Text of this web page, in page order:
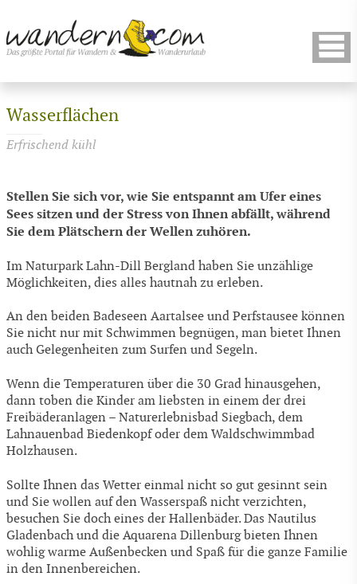
Wasserflächen
Erfrischend kühl
Stellen Sie sich vor, wie Sie entspannt am Ufer eines
Sees sitzen und der Stress von Ihnen abfällt, während
Sie dem Plätschern der Wellen zuhören.
Im Naturpark Lahn-Dill Bergland haben Sie unzählige
Möglichkeiten, dies alles hautnah zu erleben.
An den beiden Badeseen Aartalsee und Perfstausee können
Sie nicht nur mit Schwimmen begnügen, man bietet Ihnen
auch Gelegenheiten zum Surfen und Segeln.
Wenn die Temperaturen über die 30 Grad hinausgehen,
dann toben die Kinder am liebsten in einem der drei
Freibäderanlagen – Naturerlebnisbad Siegbach, dem
Lahnauenbad Biedenkopf oder dem Waldschwimmbad
Holzhausen.
Sollte Ihnen das Wetter einmal nicht so gut gesinnt sein
und Sie wollen auf den Wasserspaß nicht verzichten,
besuchen Sie doch eines der Hallenbäder. Das Nautilus
Gladenbach und die Aquarena Dillenburg bieten Ihnen
wohlig warme Außenbecken und Spaß für die ganze Familie
in den Innenbereichen.